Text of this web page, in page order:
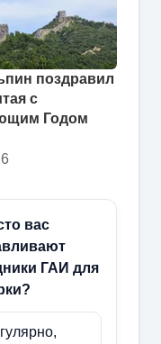
поздравил
с
Годом
вас
ГАИ для